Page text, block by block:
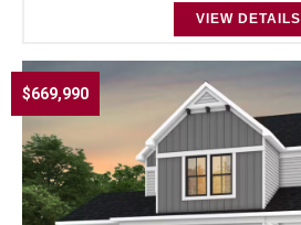
VIEW DETAILS
$669,990